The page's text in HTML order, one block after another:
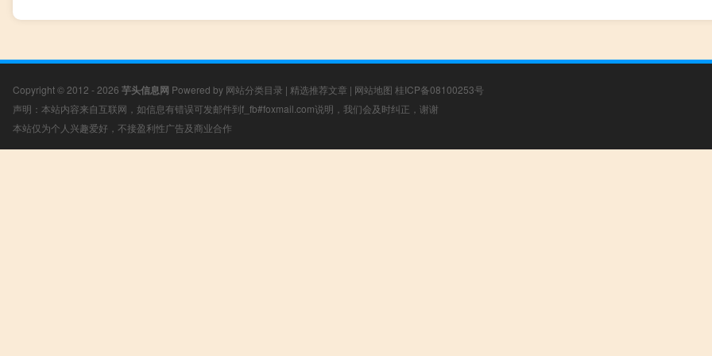
Copyright © 2012 - 2026 芋头信息网 Powered by 网站分类目录 | 精选推荐文章 | 网站地图 桂ICP备08100253号
声明：本站内容来自互联网，如信息有错误可发邮件到f_fb#foxmail.com说明，我们会及时纠正，谢谢
本站仅为个人兴趣爱好，不接盈利性广告及商业合作